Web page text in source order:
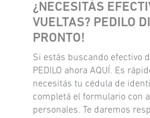
¿NECESITÁS
VUELTAS? PEDILO
PRONTO!
Si estás buscando efectivo
PEDILO ahora AQUÍ. Es
necesitás tu cédula de
completá el formulario con
personales. Te daremos